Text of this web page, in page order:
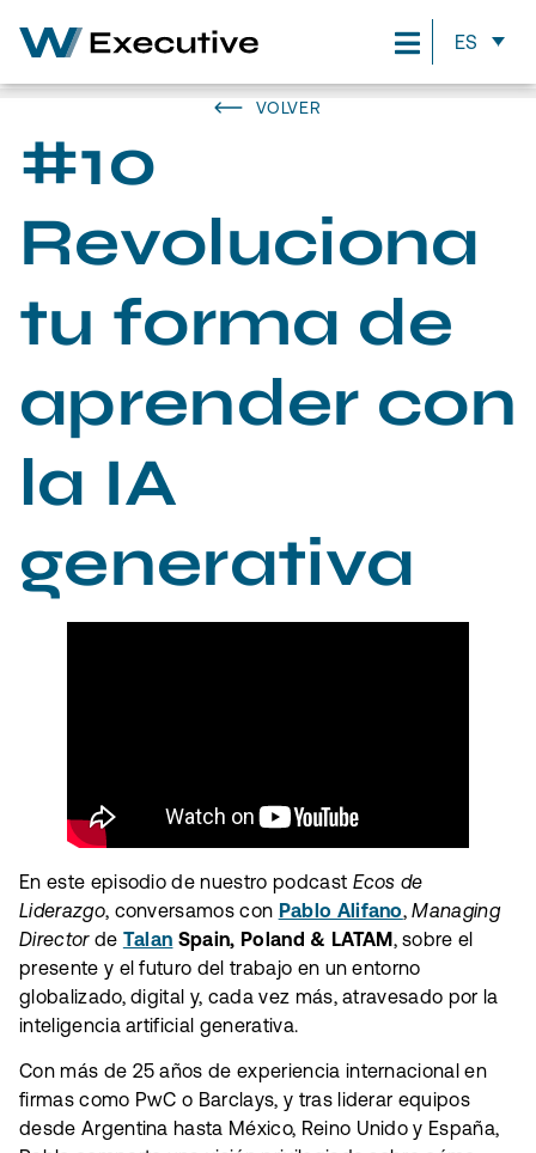
ES
VOLVER
#10
Revoluciona
tu forma de
aprender con
la IA
generativa
En este episodio de nuestro podcast Ecos de
Liderazgo, conversamos con Pablo Alifano,Managing
Directorde Talan Spain, Poland & LATAM, sobre el
presente y el futuro del trabajo en un entorno
globalizado, digital y, cada vez más, atravesado por la
inteligencia artificial generativa.
Con más de 25 años de experiencia internacional en
firmas como PwC o Barclays, y tras liderar equipos
desde Argentina hasta México, Reino Unido y España,